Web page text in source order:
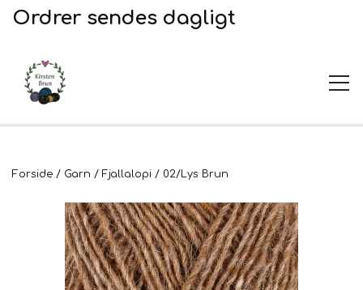
Ordrer sendes dagligt
UDSALG
Garn og opskrifter
Garn
Broderi
Forside Garn Fjallalopi 02/Lys Brun